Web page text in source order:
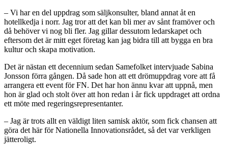
– Vi har en del uppdrag som säljkonsulter, bland annat åt en
hotellkedja i norr. Jag tror att det kan bli mer av sånt framöver och
då behöver vi nog bli fler. Jag gillar dessutom ledarskapet och
eftersom det är mitt eget företag kan jag bidra till att bygga en bra
kultur och skapa motivation.
Det är nästan ett decennium sedan Samefolket intervjuade Sabina
Jonsson förra gången. Då sade hon att ett drömuppdrag vore att få
arrangera ett event för FN. Det har hon ännu kvar att uppnå, men
hon är glad och stolt över att hon redan i år fick uppdraget att ordna
ett möte med regeringsrepresentanter.
– Jag är trots allt en väldigt liten samisk aktör, som fick chansen att
göra det här för Nationella Innovationsrådet, så det var verkligen
jätteroligt.